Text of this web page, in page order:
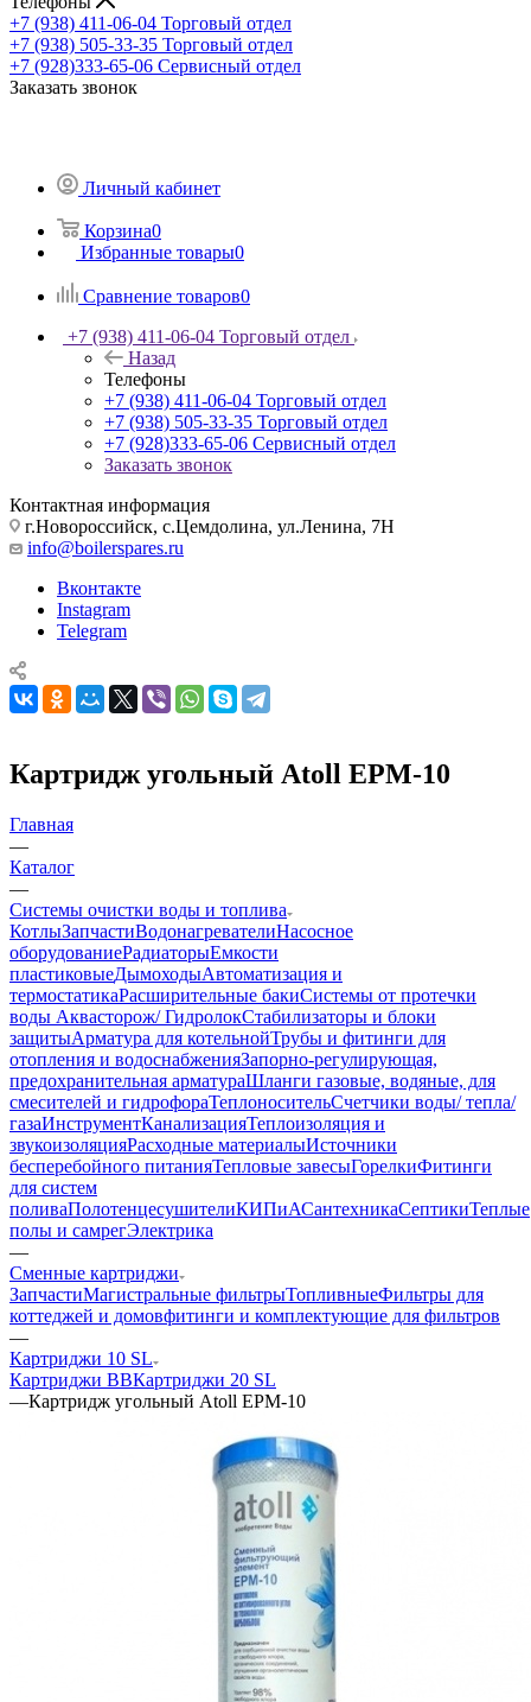
+7 (938) 411-06-04 Торговый отдел
+7 (938) 505-33-35 Торговый отдел
+7 (928)333-65-06 Сервисный отдел
Заказать звонок
Личный кабинет
Корзина0
Избранные товары0
Сравнение товаров0
+7 (938) 411-06-04 Торговый отдел
Назад
Телефоны
+7 (938) 411-06-04 Торговый отдел
+7 (938) 505-33-35 Торговый отдел
+7 (928)333-65-06 Сервисный отдел
Заказать звонок
Контактная информация
г.Новороссийск, с.Цемдолина, ул.Ленина, 7Н
info@boilerspares.ru
Вконтакте
Instagram
Telegram
Картридж угольный Atoll EPM-10
Главная
—
Каталог
—
Системы очистки воды и топлива
КотлыЗапчастиВодонагревателиНасосное
оборудованиеРадиаторыЕмкости
пластиковыеДымоходыАвтоматизация и
термостатикаРасширительные бакиСистемы от протечки
воды Аквасторож/ ГидролокСтабилизаторы и блоки
защитыАрматура для котельнойТрубы и фитинги для
отопления и водоснабженияЗапорно-регулирующая,
предохранительная арматураШланги газовые, водяные, для
смесителей и гидрофораТеплоносительСчетчики воды/ тепла/
газаИнструментКанализацияТеплоизоляция и
звукоизоляцияРасходные материалыИсточники
бесперебойного питанияТепловые завесыГорелкиФитинги
для систем
поливаПолотенцесушителиКИПиАСантехникаСептикиТеплые
полы и самрегЭлектрика
—
Сменные картриджи
ЗапчастиМагистральные фильтрыТопливныеФильтры для
коттеджей и домовфитинги и комплектующие для фильтров
—
Картриджи 10 SL
Картриджи BBКартриджи 20 SL
—Картридж угольный Atoll EPM-10